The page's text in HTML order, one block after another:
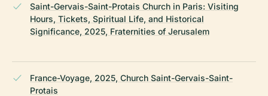
Saint-Gervais-Saint-Protais Church in Paris: Visiting
Hours, Tickets, Spiritual Life, and Historical
Significance, 2025, Fraternities of Jerusalem
France-Voyage, 2025, Church Saint-Gervais-Saint-
Protais